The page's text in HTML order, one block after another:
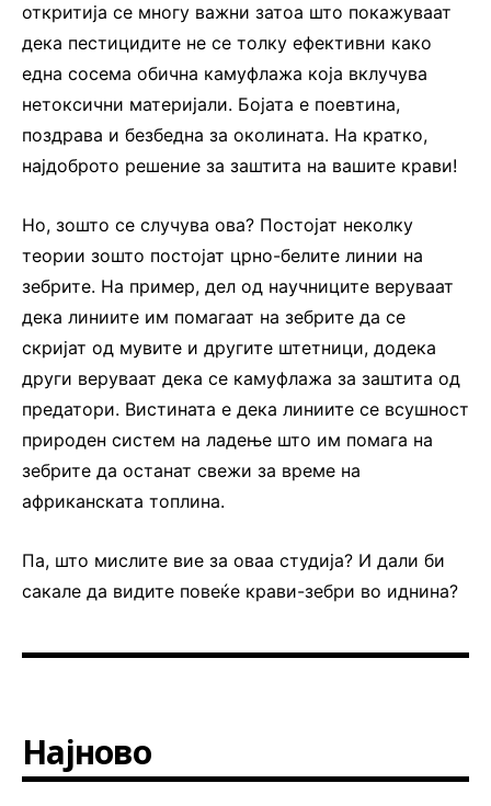
откритија се многу важни затоа што покажуваат
дека пестицидите не се толку ефективни како
една сосема обична камуфлажа која вклучува
нетоксични материјали. Бојата е поевтина,
поздрава и безбедна за околината. На кратко,
најдоброто решение за заштита на вашите крави!
Но, зошто се случува ова? Постојат неколку
теории зошто постојат црно-белите линии на
зебрите. На пример, дел од научниците веруваат
дека линиите им помагаат на зебрите да се
скријат од мувите и другите штетници, додека
други веруваат дека се камуфлажа за заштита од
предатори. Вистината е дека линиите се всушност
природен систем на ладење што им помага на
зебрите да останат свежи за време на
африканската топлина.
Па, што мислите вие за оваа студија? И дали би
сакале да видите повеќе крави-зебри во иднина?
Најново